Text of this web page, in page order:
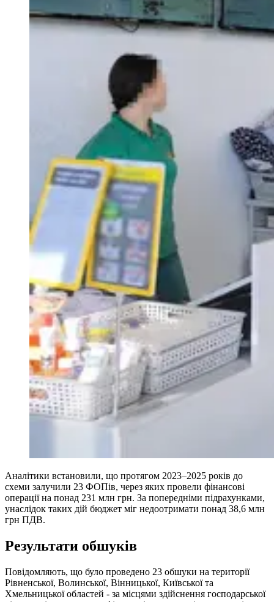
Аналітики встановили, що протягом 2023–2025 років до
схеми залучили 23 ФОПів, через яких провели фінансові
операції на понад 231 млн грн. За попередніми підрахунками,
унаслідок таких дій бюджет міг недоотримати понад 38,6 млн
грн ПДВ.
Результати обшуків
Повідомляють, що було проведено 23 обшуки на території
Рівненської, Волинської, Вінницької, Київської та
Хмельницької областей - за місцями здійснення господарської